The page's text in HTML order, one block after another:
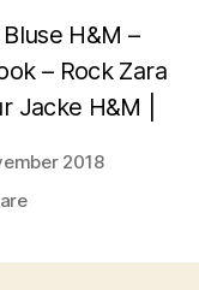
H&M –
– Rock Zara
Jacke H&M |
2018
zu